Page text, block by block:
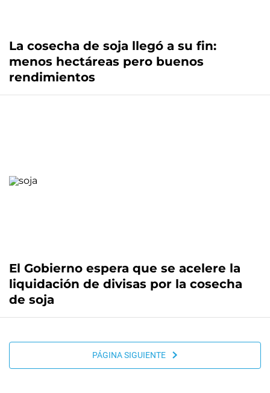
La cosecha de soja llegó a su fin:
menos hectáreas pero buenos
rendimientos
El Gobierno espera que se acelere la
liquidación de divisas por la cosecha
de soja
PÁGINA SIGUIENTE